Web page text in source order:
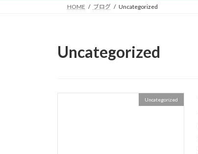
HOME ブログ Uncategorized
Uncategorized
Uncategorized